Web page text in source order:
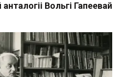
Вольгі Гапеевай